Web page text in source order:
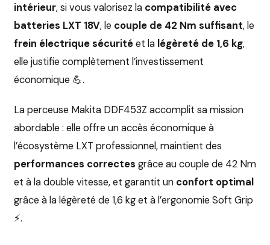
intérieur, si vous valorisez la compatibilité avec
batteries LXT 18V, le couple de 42 Nm suffisant, le
frein électrique sécuritéet la légèreté de 1,6 kg,
elle justifie complètement l’investissement
économique 💪.
La perceuse Makita DDF453Z accomplit sa mission
abordable : elle offre un accès économique à
l’écosystème LXT professionnel, maintient des
performances correctes grâce au couple de 42 Nm
et à la double vitesse, et garantit un confort optimal
grâce à la légèreté de 1,6 kg et à l’ergonomie Soft Grip
⚡.